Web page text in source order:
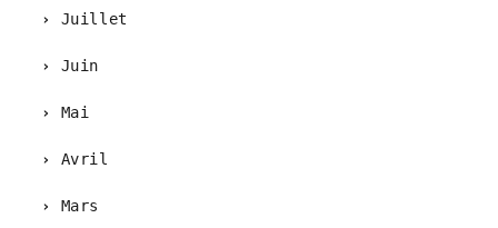
Juillet
Juin
Mai
Avril
Mars